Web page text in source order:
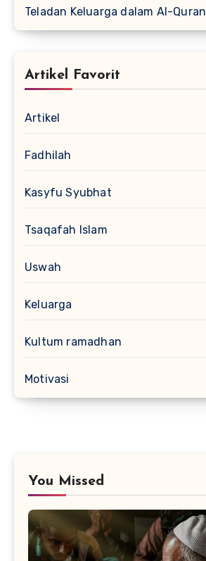
Teladan Keluarga dalam Al-Quran
Artikel Favorit
Artikel
Fadhilah
Kasyfu Syubhat
Tsaqafah Islam
Uswah
Keluarga
Kultum ramadhan
Motivasi
You Missed